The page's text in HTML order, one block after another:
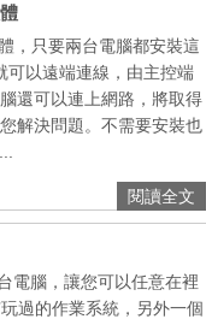
，只要兩台電腦都安裝這
可以遠端連線，由主控端
還可以連上網路，將取得
解決問題。不需要安裝也
閱讀全文
電腦，讓您可以任意在裡
過的作業系統，另外一個